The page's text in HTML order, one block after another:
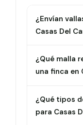
¿Envían
Casas Del
¿Qué malla
una finca en
¿Qué tipos
para Casas